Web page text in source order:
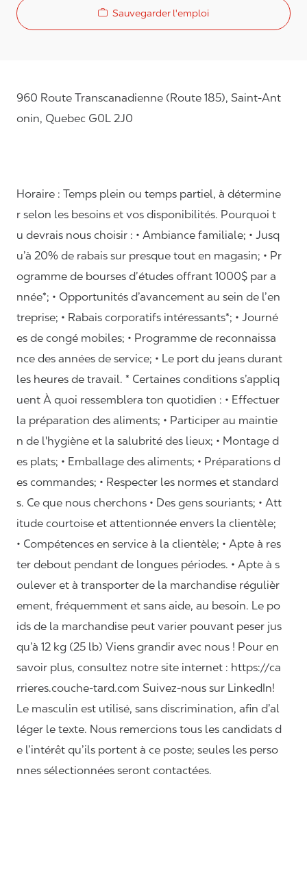
Sauvegarder l'emploi
960 Route Transcanadienne (Route 185), Saint-Ant
onin, Quebec G0L 2J0
Horaire : Temps plein ou temps partiel, à détermine
r selon les besoins et vos disponibilités. Pourquoi t
u devrais nous choisir : • Ambiance familiale; • Jusq
u’à 20% de rabais sur presque tout en magasin; • Pr
ogramme de bourses d’études offrant 1000$ par a
nnée*; • Opportunités d’avancement au sein de l’en
treprise; • Rabais corporatifs intéressants*; • Journé
es de congé mobiles; • Programme de reconnaissa
nce des années de service; • Le port du jeans durant
les heures de travail. * Certaines conditions s’appliq
uent À quoi ressemblera ton quotidien : • Effectuer
la préparation des aliments; • Participer au maintie
n de l'hygiène et la salubrité des lieux; • Montage d
es plats; • Emballage des aliments; • Préparations d
es commandes; • Respecter les normes et standard
s. Ce que nous cherchons • Des gens souriants; • Att
itude courtoise et attentionnée envers la clientèle;
• Compétences en service à la clientèle; • Apte à res
ter debout pendant de longues périodes. • Apte à s
oulever et à transporter de la marchandise régulièr
ement, fréquemment et sans aide, au besoin. Le po
ids de la marchandise peut varier pouvant peser jus
qu’à 12 kg (25 lb) Viens grandir avec nous ! Pour en
savoir plus, consultez notre site internet : https://ca
rrieres.couche-tard.com Suivez-nous sur LinkedIn!
Le masculin est utilisé, sans discrimination, afin d’al
léger le texte. Nous remercions tous les candidats d
e l’intérêt qu’ils portent à ce poste; seules les perso
nnes sélectionnées seront contactées.